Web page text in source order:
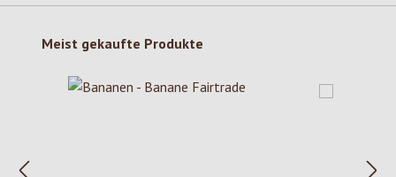
Produktgalerie überspringen
Meist gekaufte Produkte